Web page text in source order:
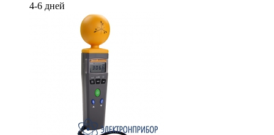
4-6 дней